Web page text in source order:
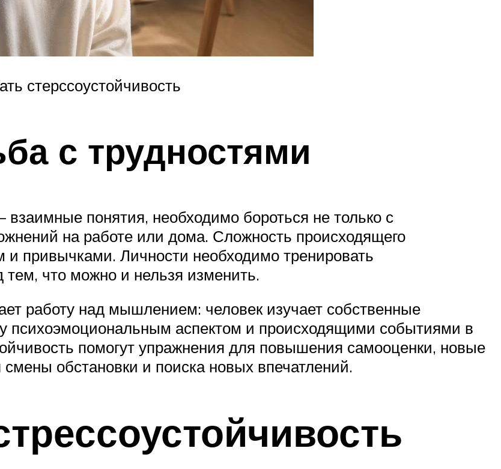
стерссоустойчивость
с трудностями
понятия, необходимо бороться не только с
на работе или дома. Сложность происходящего
и привычками. Личности необходимо тренировать
тем, что можно и нельзя изменить.
работу над мышлением: человек изучает собственные
психоэмоциональным аспектом и происходящими событиями в
помогут упражнения для повышения самооценки, новые
обстановки и поиска новых впечатлений.